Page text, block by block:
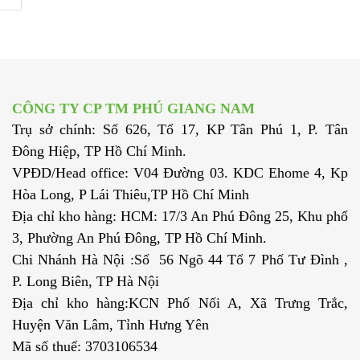
CÔNG TY CP TM PHÚ GIANG NAM
Trụ sở chính: Số 626, Tổ 17, KP Tân Phú 1, P. Tân
Đông Hiệp, TP Hồ Chí Minh.
VPĐD/Head office: V04 Đường 03. KDC Ehome 4, Kp
Hòa Long, P Lái Thiêu,TP Hồ Chí Minh
Địa chỉ kho hàng: HCM: 17/3 An Phú Đông 25, Khu phố
3, Phường An Phú Đông, TP Hồ Chí Minh.
Chi Nhánh Hà Nội :Số 56 Ngõ 44 Tổ 7 Phố Tư Đình ,
P. Long Biên, TP Hà Nội
Địa chỉ kho hàng:KCN Phố Nối A, Xã Trưng Trắc,
Huyện Văn Lâm, Tỉnh Hưng Yên
Mã số thuế: 3703106534